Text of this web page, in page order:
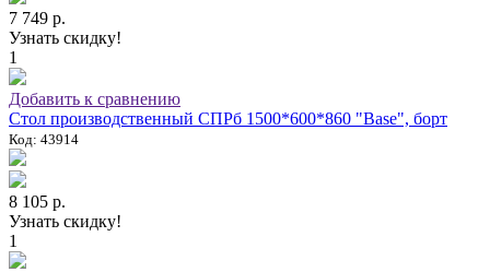
7 749 р.
Узнать скидку!
1
Добавить к сравнению
Стол производственный СПРб 1500*600*860 "Base", борт
Код: 43914
8 105 р.
Узнать скидку!
1